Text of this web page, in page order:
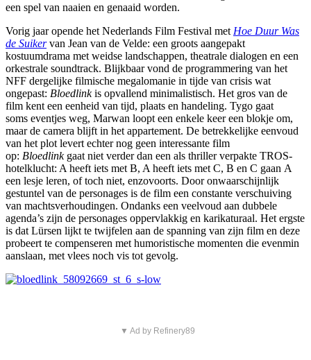
een spel van naaien en genaaid worden.
Vorig jaar opende het Nederlands Film Festival met Hoe Duur Was
de Suiker van Jean van de Velde: een groots aangepakt
kostuumdrama met weidse landschappen, theatrale dialogen en een
orkestrale soundtrack. Blijkbaar vond de programmering van het
NFF dergelijke filmische megalomanie in tijde van crisis wat
ongepast: Bloedlinkis opvallend minimalistisch. Het gros van de
film kent een eenheid van tijd, plaats en handeling. Tygo gaat
soms eventjes weg, Marwan loopt een enkele keer een blokje om,
maar de camera blijft in het appartement. De betrekkelijke eenvoud
van het plot levert echter nog geen interessante film
op: Bloedlinkgaat niet verder dan een als thriller verpakte TROS-
hotelklucht: A heeft iets met B, A heeft iets met C, B en C gaan A
een lesje leren, of toch niet, enzovoorts. Door onwaarschijnlijk
gestuntel van de personages is de film een constante verschuiving
van machtsverhoudingen. Ondanks een veelvoud aan dubbele
agenda’s zijn de personages oppervlakkig en karikaturaal. Het ergste
is dat Lürsen lijkt te twijfelen aan de spanning van zijn film en deze
probeert te compenseren met humoristische momenten die evenmin
aanslaan, met vlees noch vis tot gevolg.
▼ Ad by Refinery89